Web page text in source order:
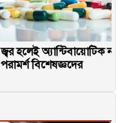
জ্বর হলেই অ্যান্টিবায়োটিক না
পরামর্শ বিশেষজ্ঞদের